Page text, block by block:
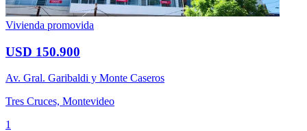
Vivienda promovida
USD 150.900
Av. Gral. Garibaldi y Monte Caseros
Tres Cruces, Montevideo
1